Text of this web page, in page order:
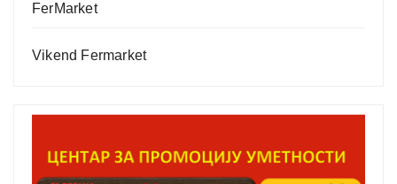
FerMarket
Vikend Fermarket